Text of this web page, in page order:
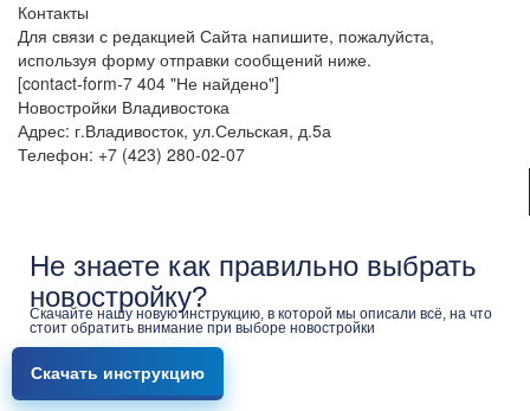
Контакты
Для связи с редакцией Сайта напишите, пожалуйста,
используя форму отправки сообщений ниже.
[contact-form-7 404 "Не найдено"]
Новостройки Владивостока
Адрес: г.Владивосток, ул.Сельская, д.5а
Телефон: +7 (423) 280-02-07
Не знаете как правильно выбрать
новостройку?
Скачайте нашу новую инструкцию, в которой мы описали всё, на что
стоит обратить внимание при выборе новостройки
Скачать инструкцию